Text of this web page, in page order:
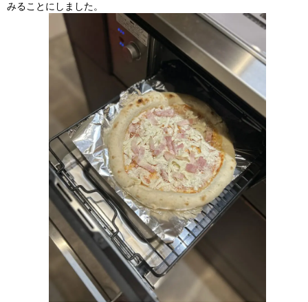
みることにしました。